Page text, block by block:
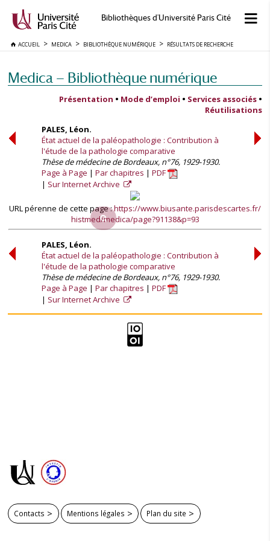
Bibliothèques d'Université Paris Cité
ACCUEIL MEDICA BIBLIOTHÈQUE NUMÉRIQUE RÉSULTATS DE RECHERCHE
Medica — Bibliothèque numérique
Présentation • Mode d’emploi • Services associés •
Réutilisations
PALES, Léon.
État actuel de la paléopathologie : Contribution à
l'étude de la pathologie comparative
Thèse de médecine de Bordeaux, n°76, 1929-1930.
Page à Page
Par chapitres
PDF
Sur Internet Archive
URL pérenne de cette page :https://www.biusante.parisdescartes.fr/
histmed/medica/page?91138&p=93
PALES, Léon.
État actuel de la paléopathologie : Contribution à
l'étude de la pathologie comparative
Thèse de médecine de Bordeaux, n°76, 1929-1930.
Page à Page
Par chapitres
PDF
Sur Internet Archive
Contacts Mentions légales Plan du site